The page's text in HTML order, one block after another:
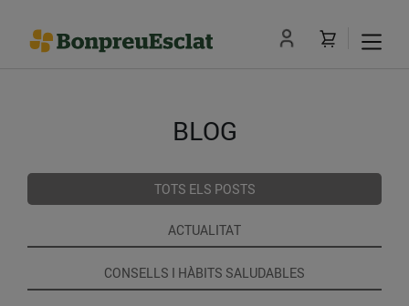
BLOG
TOTS ELS POSTS
ACTUALITAT
CONSELLS I HÀBITS SALUDABLES